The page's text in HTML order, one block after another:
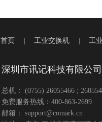
首页 工业交换机 工
深圳市讯记科技有限公司
总机： (0755) 26055466 ;
免费服务热线：400-863-2699
邮箱： support@comark.cn